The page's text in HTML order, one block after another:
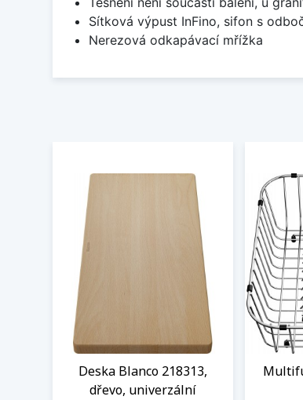
Sítková výpust InFino, sifon s
Nerezová odkapávací mřížka
Deska Blanco 218313,
dřevo, univerzální